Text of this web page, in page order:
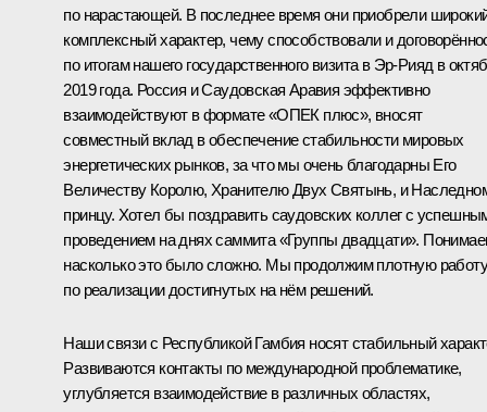
по нарастающей. В последнее время они приобрели
комплексный характер, чему способствовали и
по итогам нашего государственного визита в Эр-Рияд в
2019 года. Россия и Саудовская Аравия эффективно
взаимодействуют в формате «ОПЕК плюс», вносят
совместный вклад в обеспечение стабильности мировых
энергетических рынков, за что мы очень благодарны Его
Величеству Королю, Хранителю Двух Святынь, и
принцу. Хотел бы поздравить саудовских коллег с
проведением на днях саммита «Группы двадцати».
насколько это было сложно. Мы продолжим плотную работу
по реализации достигнутых на нём решений.
Наши связи с Республикой Гамбия носят стабильный
Развиваются контакты по международной проблематике,
углубляется взаимодействие в различных областях,